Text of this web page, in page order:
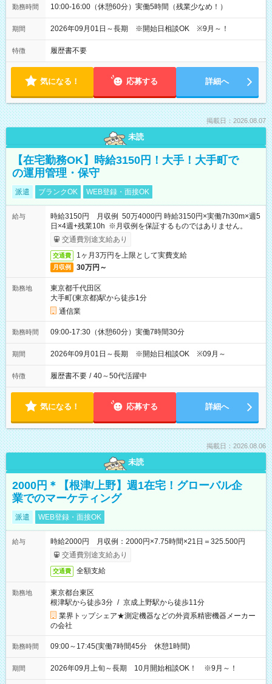
勤務時間 10:00-16:00（休憩60分）実働5時間（残業少なめ！）
期間 2026年09月01日～長期 ※開始日相談OK ※9月～！
特徴 履歴書不要
気になる！ 応募する 詳細へ
掲載日：2026.08.07
未読
【在宅勤務OK】時給3150円！大手！大手町で
の運用管理・保守
派遣 ブランクOK WEB登録・面接OK
給与
時給3150円 月収例 50万4000円 時給3150円×実働7h30m×週5
日×4週+残業10h ※月収例を保証するものではありません。
交通費別途支給あり
交通費 1ヶ月3万円を上限として実費支給
月収例 30万円～
勤務地
東京都千代田区
大手町(東京都)駅から徒歩1分
通信業
勤務時間 09:00-17:30（休憩60分）実働7時間30分
期間 2026年09月01日～長期 ※開始日相談OK ※09月～
特徴 履歴書不要 / 40～50代活躍中
気になる！ 応募する 詳細へ
掲載日：2026.08.06
未読
2000円＊【根津/上野】週1在宅！グローバル企
業でのマーケティング
派遣 WEB登録・面接OK
給与
時給2000円 月収例：2000円×7.75時間×21日＝325.500円
交通費別途支給あり
交通費 全額支給
勤務地
東京都台東区
根津駅から徒歩3分 / 京成上野駅から徒歩11分
業界トップシェア★測定機器などの外資系精密機器メーカー
の会社
勤務時間 09:00～17:45(実働7時間45分 休憩1時間)
期間 2026年09月上旬～長期 10月開始相談OK！ ※9月～！